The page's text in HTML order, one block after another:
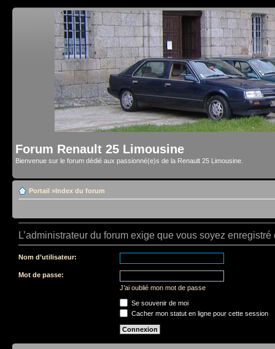
Forum Renault 25 Limousine
Bienvenue sur le forum dédié aux passionné(e)s de la Renault 25 Limousine.
Portail »Index du forum
L’administrateur du forum exige que vous soyez
Nom d’utilisateur:
Mot de passe:
J’ai oublié mon mot de passe
Se souvenir de moi
Cacher mon statut en ligne pour cette session